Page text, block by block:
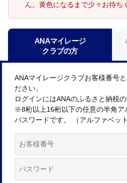
ん。黄色になるまで少々お待ち
ANAマイレージ
クラブの方
ANAマイレージクラブお客様番号
ださい。
ログインにはANAのふるさと納税
※8桁以上16桁以下の任意の半角ア
パスワードです。 （アルファベッ